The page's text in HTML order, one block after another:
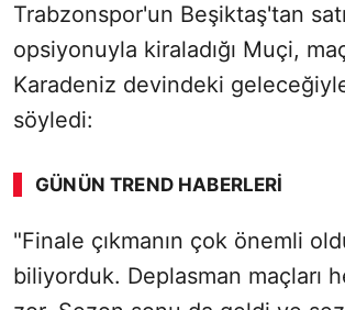
Trabzonspor'un Beşiktaş'tan
opsiyonuyla kiraladığı Muçi,
Karadeniz devindeki
söyledi:
GÜNÜN TREND HABERLERI
"Finale çıkmanın çok önemli
biliyorduk. Deplasman maçları